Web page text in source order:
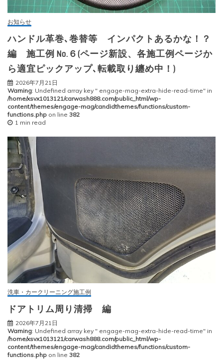
お知らせ
ハンドル革巻､巻替等 インパクトあるかな！？
編 施工例 No.６(ページ新設、各施工例ページか
ら適宜ピックアップ､転載取り纏め中！)
2026年7月21日
Warning: Undefined array key " engage-mag-extra-hide-read-time" in
/home/xsvx1013121/carwash888.com/public_html/wp-
content/themes/engage-mag/candidthemes/functions/custom-
functions.php on line 382
1 min read
洗車・カークリーニング施工例
ドアトリム周り清掃 編
2026年7月21日
Warning: Undefined array key " engage-mag-extra-hide-read-time" in
/home/xsvx1013121/carwash888.com/public_html/wp-
content/themes/engage-mag/candidthemes/functions/custom-
functions.php on line 382